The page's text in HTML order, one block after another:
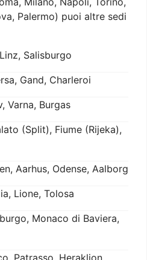
Palermo) puoi altre sedi
Salisburgo
Gand, Charleroi
Varna, Burgas
(Split), Fiume (Rijeka),
Aarhus, Odense, Aalborg
Lione, Tolosa
Monaco di Baviera,
Patrasso, Heraklion